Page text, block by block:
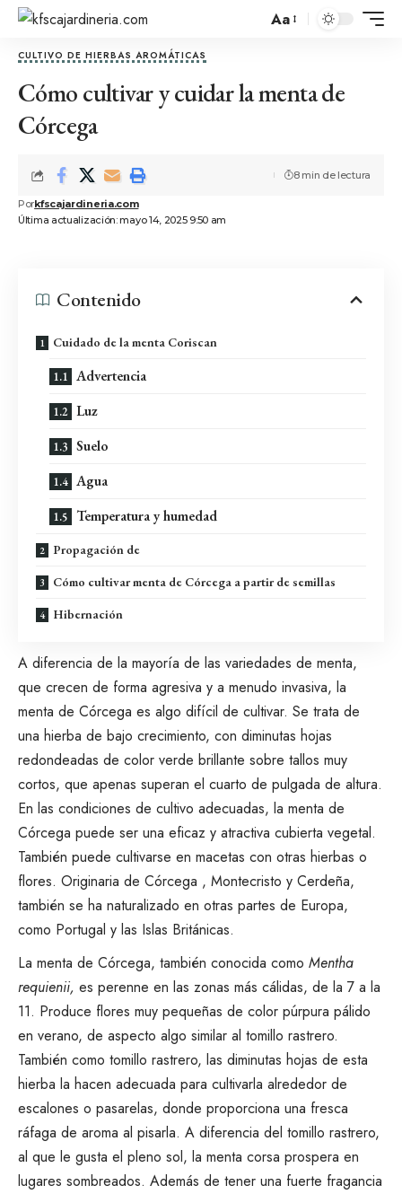
Aa
CULTIVO DE HIERBAS AROMÁTICAS
Cómo cultivar y cuidar la menta de
Córcega
Última actualización: mayo 14, 2025 9:50 am
Porkfscajardineria.com
8 min de lectura
Contenido
Cuidado de la menta Coriscan
Advertencia
Luz
Suelo
Agua
Temperatura y humedad
Propagación de
Cómo cultivar menta de Córcega a partir de semillas
Hibernación
A diferencia de la mayoría de las variedades de menta,
que crecen de forma agresiva y a menudo invasiva, la
menta de Córcega es algo difícil de cultivar. Se trata de
una hierba de bajo crecimiento, con diminutas hojas
redondeadas de color verde brillante sobre tallos muy
cortos, que apenas superan el cuarto de pulgada de altura.
En las condiciones de cultivo adecuadas, la menta de
Córcega puede ser una eficaz y atractiva cubierta vegetal.
También puede cultivarse en macetas con otras hierbas o
flores. Originaria de Córcega , Montecristo y Cerdeña,
también se ha naturalizado en otras partes de Europa,
como Portugal y las Islas Británicas.
La menta de Córcega, también conocida como Mentha
requienii, es perenne en las zonas más cálidas, de la 7 a la
11. Produce flores muy pequeñas de color púrpura pálido
en verano, de aspecto algo similar al tomillo rastrero.
También como tomillo rastrero, las diminutas hojas de esta
hierba la hacen adecuada para cultivarla alrededor de
escalones o pasarelas, donde proporciona una fresca
ráfaga de aroma al pisarla. A diferencia del tomillo rastrero,
al que le gusta el pleno sol, la menta corsa prospera en
lugares sombreados. Además de tener una fuerte fragancia